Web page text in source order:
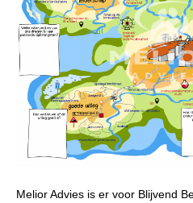
Melior Advies is er voor Blijvend